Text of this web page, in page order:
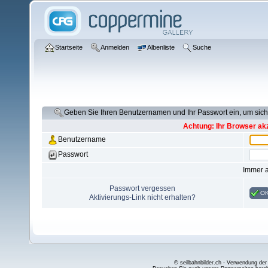
Startseite Anmelden Albenliste Suche
Geben Sie Ihren Benutzernamen und Ihr Passwort ein, um
Achtung: Ihr Browser
Benutzername
Passwort
Immer
Passwort vergessen
Aktivierungs-Link nicht erhalten?
© seilbahnbilder.ch - Verwendung